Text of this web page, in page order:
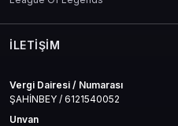
İLETIŞIM
Vergi Dairesi / Numarası
ŞAHİNBEY / 6121540052
Unvan